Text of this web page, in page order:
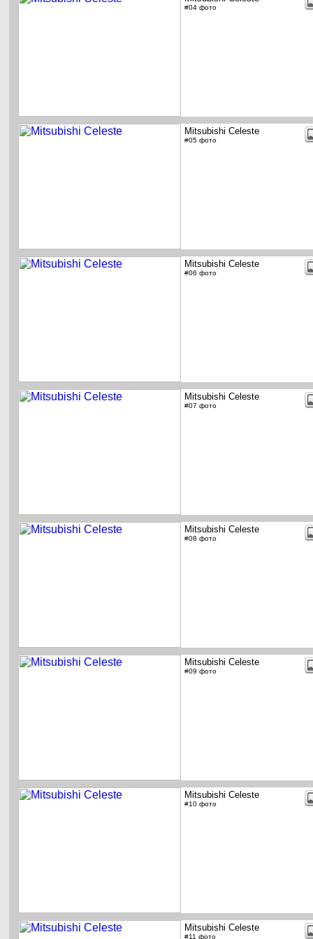
#04 фото
Mitsubishi Celeste
#05 фото
Mitsubishi Celeste
#06 фото
Mitsubishi Celeste
#07 фото
Mitsubishi Celeste
#08 фото
Mitsubishi Celeste
#09 фото
Mitsubishi Celeste
#10 фото
Mitsubishi Celeste
#11 фото